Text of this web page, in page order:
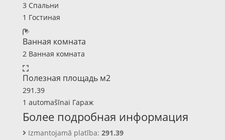
3 Спальни
1 Гостиная
Ванная комната
2 Ванная комната
Полезная площадь м2
291.39
1 automašīnai Гараж
Более подробная информация
Izmantojamā platība: 291.39